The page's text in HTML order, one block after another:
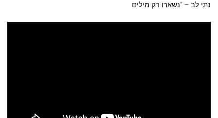
נתי לב – “נשארו רק מילים